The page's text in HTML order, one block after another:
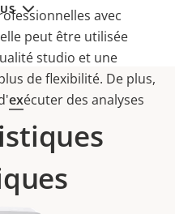
avec
peut être utilisée
studio et une
de flexibilité. De plus,
exécuter des analyses